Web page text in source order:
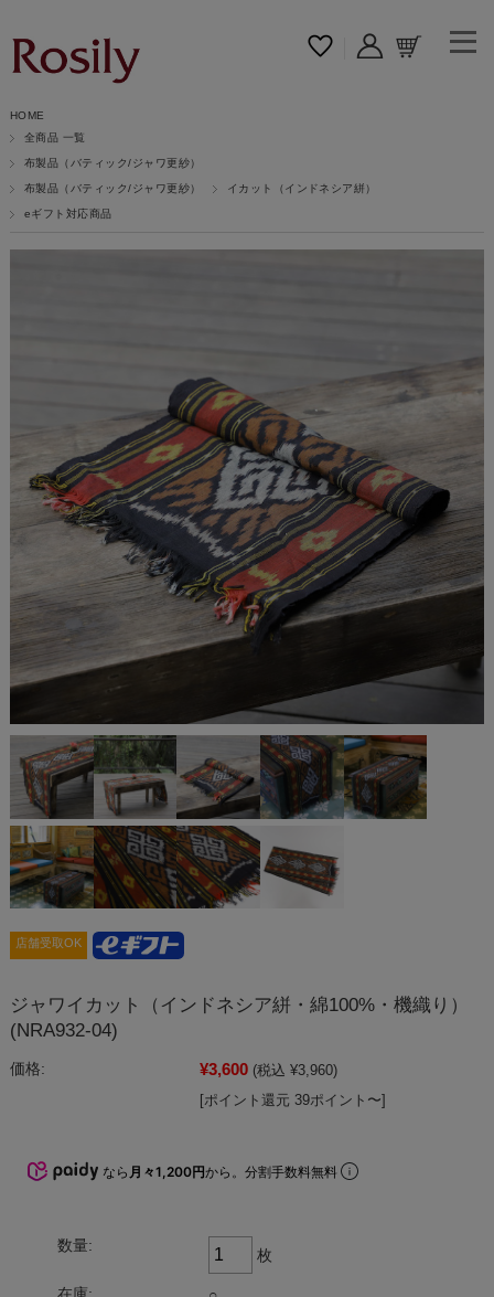
HOME
全商品 一覧
布製品（バティック/ジャワ更紗）
布製品（バティック/ジャワ更紗） イカット（インドネシア絣）
eギフト対応商品
店舗受取OK
ジャワイカット（インドネシア絣・綿100%・機織り）
(NRA932-04)
価格: ¥3,600 (税込 ¥3,960)
[ポイント還元 39ポイント〜]
なら 月々1,200円から。分割手数料無料
数量:
枚